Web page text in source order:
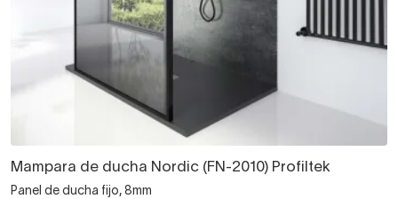
Mampara de ducha Nordic (FN-2010) Profiltek
Panel de ducha fijo, 8mm